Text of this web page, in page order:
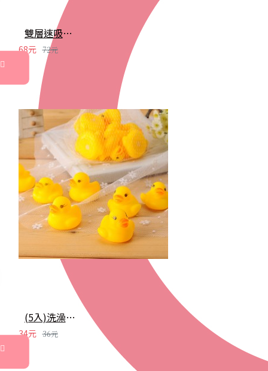
雙層速吸乾髮帽 加厚毛巾 擦頭巾 浴帽 快速吸水
68元 72元
(5入)洗澡戲水黃色小鴨 幼兒早教益智玩具 發聲玩具
34元 36元